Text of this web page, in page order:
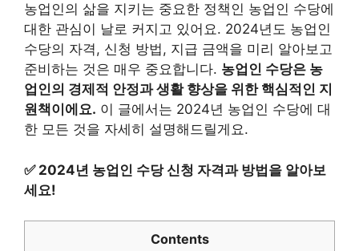
농업인의 삶을 지키는 중요한 정책인 농업인 수당에
대한 관심이 날로 커지고 있어요. 2024년도 농업인
수당의 자격, 신청 방법, 지급 금액을 미리 알아보고
준비하는 것은 매우 중요합니다. 농업인 수당은 농
업인의 경제적 안정과 생활 향상을 위한 핵심적인 지
원책이에요. 이 글에서는 2024년 농업인 수당에 대
한 모든 것을 자세히 설명해드릴게요.
✅ 2024년 농업인 수당 신청 자격과 방법을 알아보
세요!
Contents